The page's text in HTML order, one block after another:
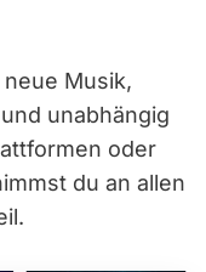
Musik,
unabhängig
oder
du an allen